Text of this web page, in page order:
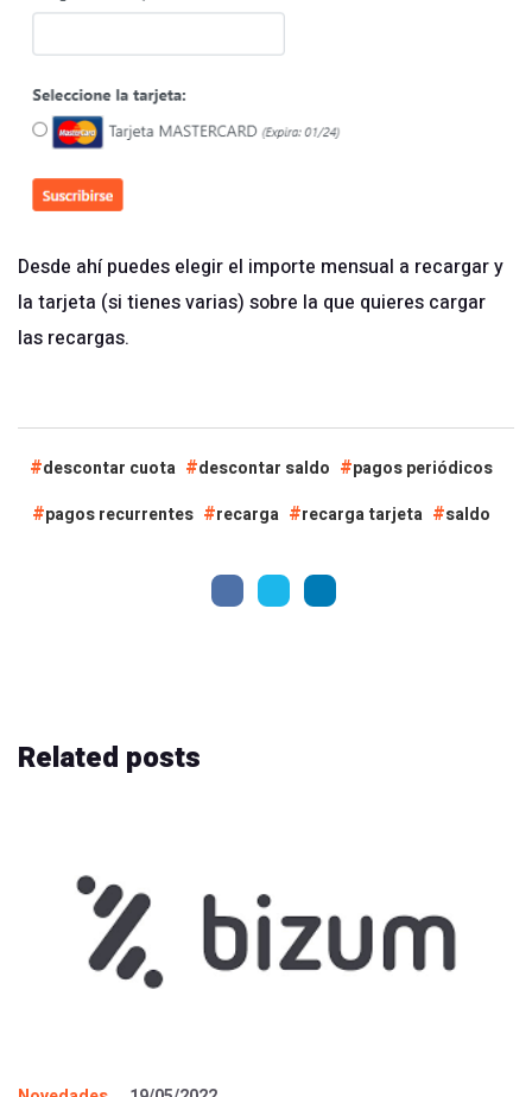
Desde ahí puedes elegir el importe mensual a recargar y
la tarjeta (si tienes varias) sobre la que quieres cargar
las recargas.
descontar cuota descontar saldo
pagos periódicos
pagos recurrentes
recarga recarga tarjeta saldo
Related posts